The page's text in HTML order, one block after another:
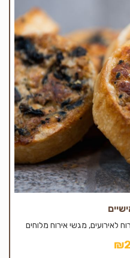
לאירועים, מגשי אירוח מלוחים
₪